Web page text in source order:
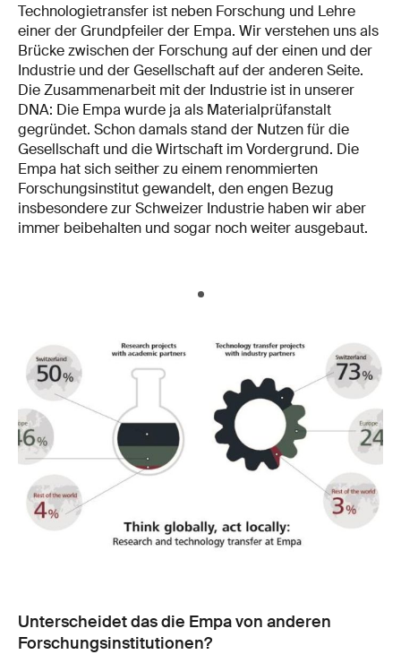
Technologietransfer ist neben Forschung und Lehre
einer der Grundpfeiler der Empa. Wir verstehen uns als
Brücke zwischen der Forschung auf der einen und der
Industrie und der Gesellschaft auf der anderen Seite.
Die Zusammenarbeit mit der Industrie ist in unserer
DNA: Die Empa wurde ja als Materialprüfanstalt
gegründet. Schon damals stand der Nutzen für die
Gesellschaft und die Wirtschaft im Vordergrund. Die
Empa hat sich seither zu einem renommierten
Forschungsinstitut gewandelt, den engen Bezug
insbesondere zur Schweizer Industrie haben wir aber
immer beibehalten und sogar noch weiter ausgebaut.
Unterscheidet das die Empa von anderen
Forschungsinstitutionen?